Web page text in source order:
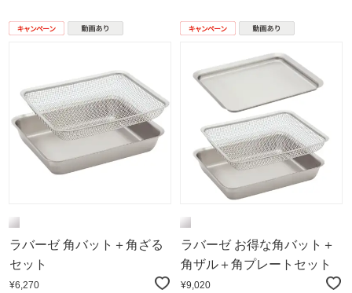
ラバーゼ 角バット＋角ざる
セット
¥6,270
ラバーゼ お得な角バット＋
角ザル＋角プレートセット
¥9,020